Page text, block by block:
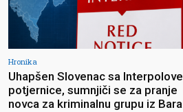
Hronika
Uhapšen Slovenac sa Interpolove
potjernice, sumnjiči se za pranje
novca za kriminalnu grupu iz Bara